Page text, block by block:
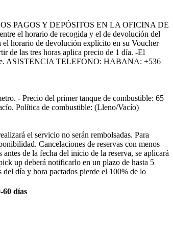
PAGOS Y DEPÓSITOS EN LA OFICINA DE
el horario de recogida y el de devolución del
horario de devolución explícito en su Voucher
de las tres horas aplica precio de 1 día. -El
ASISTENCIA TELEFONO: HABANA: +536
- Precio del primer tanque de combustible: 65
Política de combustible: (Lleno/Vacío)
el servicio no serán rembolsadas. Para
Cancelaciones de reservas con menos
de la fecha del inicio de la reserva, se aplicará
up deberá notificarlo en un plazo de hasta 5
día y hora pactados pierde el 100% de lo
60 días